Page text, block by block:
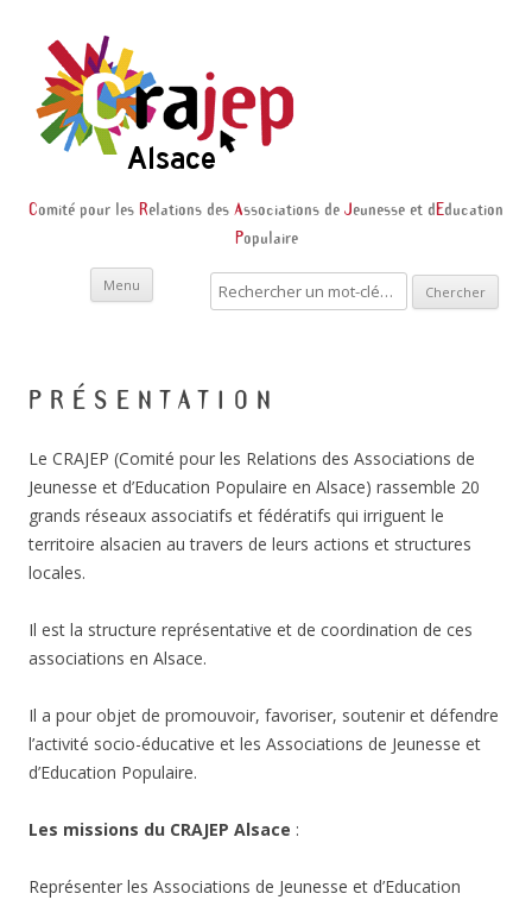
Comité pour les Relations des Associations de Jeunesse et d Education
Populaire
Recherche
Menu Skip to content
PRÉSENTATION
Le CRAJEP (Comité pour les Relations des Associations de
Jeunesse et d’Education Populaire en Alsace) rassemble 20
grands réseaux associatifs et fédératifs qui irriguent le
territoire alsacien au travers de leurs actions et structures
locales.
Il est la structure représentative et de coordination de ces
associations en Alsace.
Il a pour objet de promouvoir, favoriser, soutenir et défendre
l’activité socio-éducative et les Associations de Jeunesse et
d’Education Populaire.
Les missions du CRAJEP Alsace :
Représenter les Associations de Jeunesse et d’Education